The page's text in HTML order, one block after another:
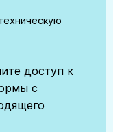
доступ к
с